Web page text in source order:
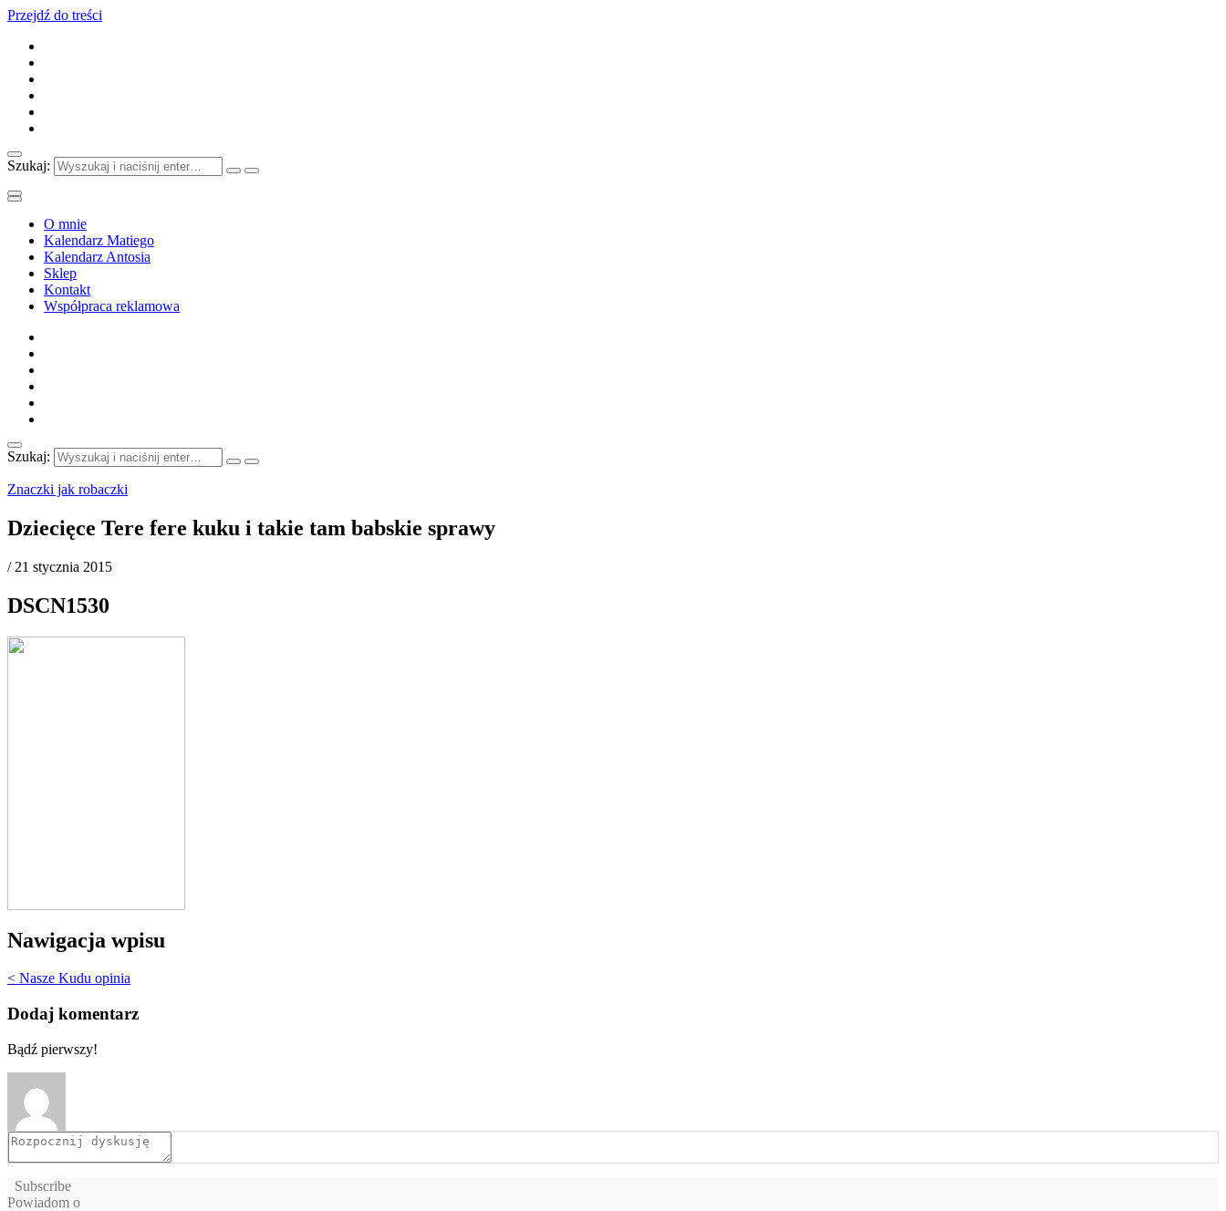
Przejdź do treści
Szukaj:
O mnie
Kalendarz Matiego
Kalendarz Antosia
Sklep
Kontakt
Współpraca reklamowa
Szukaj:
Znaczki jak robaczki
Dziecięce Tere fere kuku i takie tam babskie sprawy
/ 21 stycznia 2015
DSCN1530
Nawigacja wpisu
< Nasze Kudu opinia
Dodaj komentarz
Bądź pierwszy!
Subscribe
Powiadom o